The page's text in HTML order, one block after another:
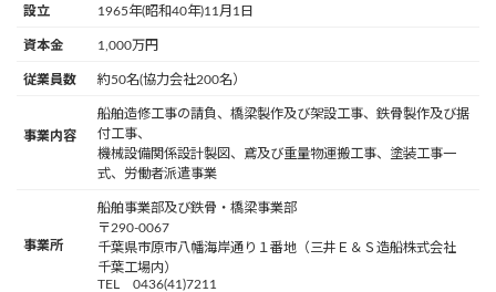
設立 1965年(昭和40年)11月1日
資本金 1,000万円
従業員数 約50名(協力会社200名）
事業内容
船舶造修工事の請負、橋梁製作及び架設工事、鉄骨製作及び据
付工事、
機械設備関係設計製図、鳶及び重量物運搬工事、塗装工事一
式、労働者派遣事業
事業所
船舶事業部及び鉄骨・橋梁事業部
〒290-0067
千葉県市原市八幡海岸通り１番地（三井Ｅ＆Ｓ造船株式会社
千葉工場内）
TEL 0436(41)7211